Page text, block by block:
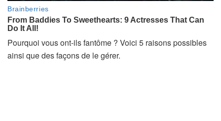
Pourquoi vous ont-ils fantôme ? Voici 5 raisons possibles
ainsi que des façons de le gérer.